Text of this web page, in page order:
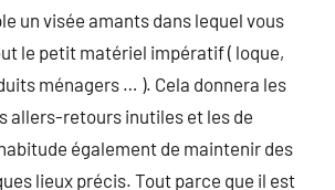
un visée amants dans lequel vous
le petit matériel impératif ( loque,
ménagers … ). Cela donnera les
allers-retours inutiles et les de
également de maintenir des
lieux précis. Tout parce que il est